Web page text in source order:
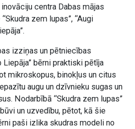
centra Dabas mājas
zem lupas”, “Augi
izziņas un pētniecības
bērni praktiski pētīja
mikroskopus, binokļus un citus
augu un dzīvnieku sugas un
Nodarbībā “Skudra zem lupas”
un uzvedību, pētot, kā šie
paši izlika skudras modeli no